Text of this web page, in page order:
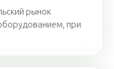
рынок
при